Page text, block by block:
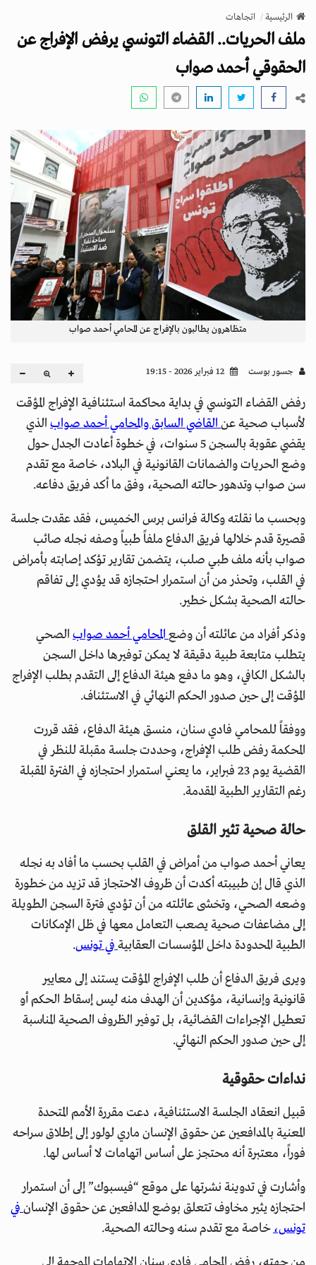
v
i
g
a
n
الرئيسية اتجاهات
ملف الحريات.. القضاء التونسي يرفض الإفراج عن
الحقوقي أحمد صواب
متظاهرون يطالبون بالإفراج عن المحامي أحمد صواب
جسور بوست
رفض القضاء التونسي في بداية محاكمة استئنافية الإفراج المؤقت
لأسباب صحية عنالقاضي السابق والمحامي أحمد صواب الذي
يقضي عقوبة بالسجن 5 سنوات، في خطوة أعادت الجدل حول
وضع الحريات والضمانات القانونية في البلاد، خاصة مع تقدم
سن صواب وتدهور حالته الصحية، وفق ما أكد فريق دفاعه.
وبحسب ما نقلته وكالة فرانس برس الخميس، فقد عقدت جلسة
قصيرة قدم خلالها فريق الدفاع ملفاً طبياً وصفه نجله صائب
صواب بأنه ملف طبي صلب، يتضمن تقارير تؤكد إصابته بأمراض
في القلب، وتحذر من أن استمرار احتجازه قد يؤدي إلى تفاقم
حالته الصحية بشكل خطير.
وذكر أفراد من عائلته أن وضعالمحامي أحمد صواب الصحي
يتطلب متابعة طبية دقيقة لا يمكن توفيرها داخل السجن
بالشكل الكافي، وهو ما دفع هيئة الدفاع إلى التقدم بطلب الإفراج
المؤقت إلى حين صدور الحكم النهائي في الاستئناف.
ووفقاً للمحامي فادي سنان، منسق هيئة الدفاع، فقد قررت
المحكمة رفض طلب الإفراج، وحددت جلسة مقبلة للنظر في
القضية يوم 23 فبراير، ما يعني استمرار احتجازه في الفترة المقبلة
رغم التقارير الطبية المقدمة.
حالة صحية تثير القلق
يعاني أحمد صواب من أمراض في القلب بحسب ما أفاد به نجله
الذي قال إن طبيبته أكدت أن ظروف الاحتجاز قد تزيد من خطورة
وضعه الصحي، وتخشى عائلته من أن تؤدي فترة السجن الطويلة
إلى مضاعفات صحية يصعب التعامل معها في ظل الإمكانات
الطبية المحدودة داخل المؤسسات العقابيةفي تونس.
ويرى فريق الدفاع أن طلب الإفراج المؤقت يستند إلى معايير
قانونية وإنسانية، مؤكدين أن الهدف منه ليس إسقاط الحكم أو
تعطيل الإجراءات القضائية، بل توفير الظروف الصحية المناسبة
إلى حين صدور الحكم النهائي.
نداءات حقوقية
قبيل انعقاد الجلسة الاستئنافية، دعت مقررة الأمم المتحدة
المعنية بالمدافعين عن حقوق الإنسان ماري لولور إلى إطلاق سراحه
فوراً، معتبرة أنه محتجز على أساس اتهامات لا أساس لها.
وأشارت في تدوينة نشرتها على موقع “فيسبوك” إلى أن استمرار
احتجازه يثير مخاوف تتعلق بوضع المدافعين عن حقوق الإنسانفي
تونس،خاصة مع تقدم سنه وحالته الصحية.